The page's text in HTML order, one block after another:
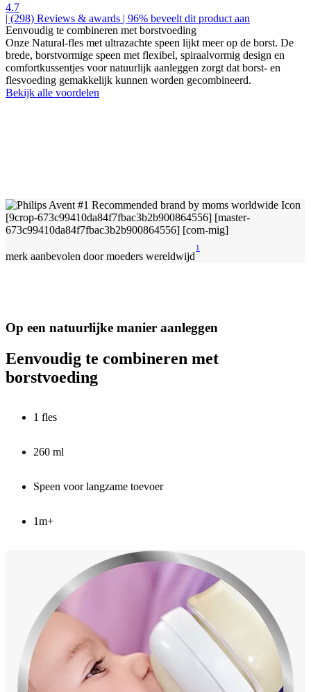
4.7
| (298) Reviews & awards | 96% beveelt dit product aan
Eenvoudig te combineren met borstvoeding
Onze Natural-fles met ultrazachte speen lijkt meer op de borst. De
brede, borstvormige speen met flexibel, spiraalvormig design en
comfortkussentjes voor natuurlijk aanleggen zorgt dat borst- en
flesvoeding gemakkelijk kunnen worden gecombineerd.
Bekijk alle voordelen
merk aanbevolen door moeders wereldwijd
1
Op een natuurlijke manier aanleggen
Eenvoudig te combineren met
borstvoeding
1 fles
260 ml
Speen voor langzame toevoer
1m+